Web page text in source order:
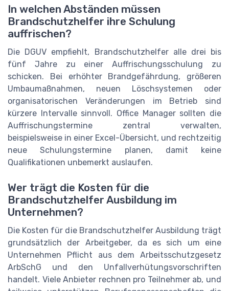
In welchen Abständen müssen
Brandschutzhelfer ihre Schulung
auffrischen?
Die DGUV empfiehlt, Brandschutzhelfer alle drei bis
fünf Jahre zu einer Auffrischungsschulung zu
schicken. Bei erhöhter Brandgefährdung, größeren
Umbaumaßnahmen, neuen Löschsystemen oder
organisatorischen Veränderungen im Betrieb sind
kürzere Intervalle sinnvoll. Office Manager sollten die
Auffrischungstermine zentral verwalten,
beispielsweise in einer Excel-Übersicht, und rechtzeitig
neue Schulungstermine planen, damit keine
Qualifikationen unbemerkt auslaufen.
Wer trägt die Kosten für die
Brandschutzhelfer Ausbildung im
Unternehmen?
Die Kosten für die Brandschutzhelfer Ausbildung trägt
grundsätzlich der Arbeitgeber, da es sich um eine
Unternehmen Pflicht aus dem Arbeitsschutzgesetz
ArbSchG und den Unfallverhütungsvorschriften
handelt. Viele Anbieter rechnen pro Teilnehmer ab, und